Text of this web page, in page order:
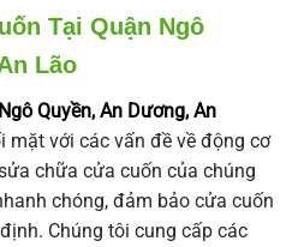
Tại Quận Ngô
Lão
Ngô Quyền, An Dương, An
mặt với các vấn đề về động cơ
chữa cửa cuốn của chúng
chóng, đảm bảo cửa cuốn
Chúng tôi cung cấp các